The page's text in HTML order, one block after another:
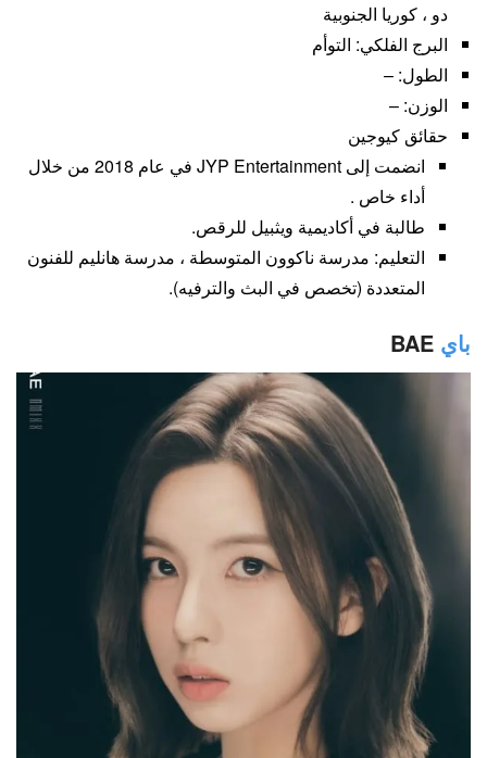
دو ، كوريا الجنوبية
البرج الفلكي: التوأم
الطول: –
الوزن: –
حقائق كيوجين
انضمت إلى JYP Entertainment في عام 2018 من خلال
أداء خاص .
طالبة في أكاديمية ويثبيل للرقص.
التعليم: مدرسة ناكوون المتوسطة ، مدرسة هانليم للفنون
المتعددة (تخصص في البث والترفيه).
باي